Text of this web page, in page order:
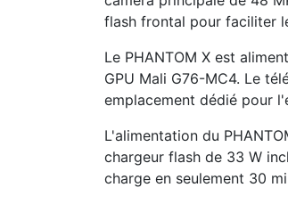
flash frontal pour faciliter
Le PHANTOM X est
GPU Mali G76-MC4. Le
emplacement dédié pour
L'alimentation du
chargeur flash de 33 W
charge en seulement 30